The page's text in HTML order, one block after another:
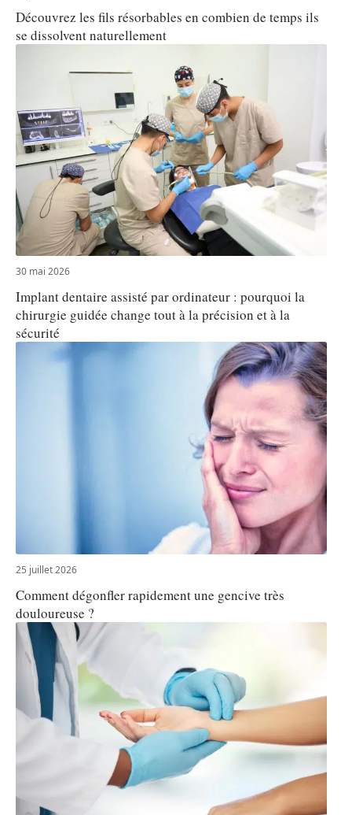
Découvrez les fils résorbables en combien de temps ils
se dissolvent naturellement
30 mai 2026
Implant dentaire assisté par ordinateur : pourquoi la
chirurgie guidée change tout à la précision et à la
sécurité
25 juillet 2026
Comment dégonfler rapidement une gencive très
douloureuse ?